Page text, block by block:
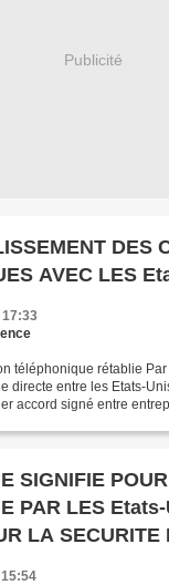
Publicité
DES
AVEC LES
17:33
téléphonique rétablie
directe entre les Etats-
accord signé entre
SIGNIFIE
PAR LES
LA SECURITE